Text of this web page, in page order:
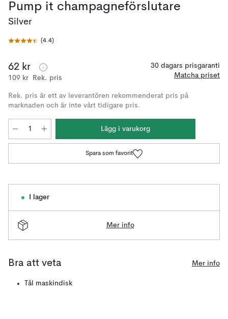
Pump it champagneförslutare
Silver
(4.4)
62 kr
109 kr Rek. pris
30 dagars prisgaranti
Matcha priset
Rek. pris är ett av leverantören rekommenderat pris på
marknaden och är inte vårt tidigare pris.
Lägg i varukorg
Spara som favorit
I lager
Mer info
Bra att veta Mer info
Tål maskindisk